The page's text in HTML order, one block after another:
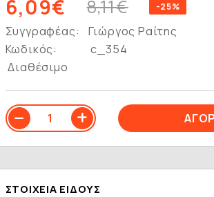
6,09€ 8,11€ -25%
Συγγραφέας:
Γιώργος Ραίτης
Κωδικός:
c_354
Διαθέσιμο
ΣΤΟΙΧΕΊΑ ΕΊΔΟΥΣ